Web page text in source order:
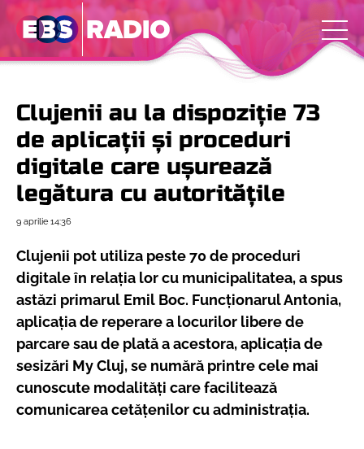
Clujenii au la dispoziție 73
de aplicații și proceduri
digitale care ușurează
legătura cu autoritățile
9 aprilie 14:36
Clujenii pot utiliza peste 70 de proceduri
digitale în relația lor cu municipalitatea, a spus
astăzi primarul Emil Boc. Funcționarul Antonia,
aplicația de reperare a locurilor libere de
parcare sau de plată a acestora, aplicația de
sesizări My Cluj, se numără printre cele mai
cunoscute modalități care facilitează
comunicarea cetățenilor cu administrația.